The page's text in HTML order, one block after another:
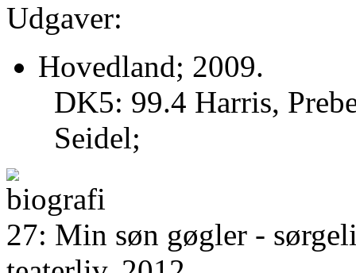
Udgaver:
Hovedland; 2009.
DK5: 99.4 Harris,
Seidel;
27: Min søn gøgler -